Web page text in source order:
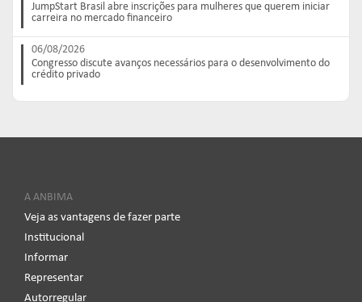
JumpStart Brasil abre inscrições para mulheres que querem iniciar
carreira no mercado financeiro
06/08/2026
Congresso discute avanços necessários para o desenvolvimento do
crédito privado
A ANBIMA
Veja as vantagens de fazer parte
Institucional
Informar
Representar
Autorregular